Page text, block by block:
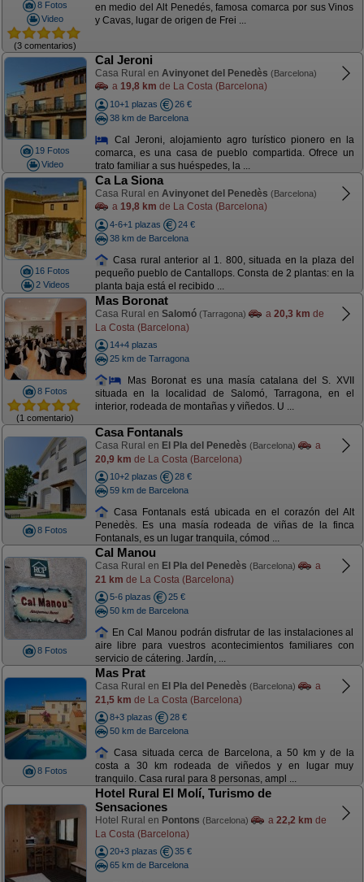
8 Fotos
Video
(3 comentarios)
en medio del Alt Penedés, famosa comarca por sus Vinos
y Cavas, lugar de origen de Frei ...
19 Fotos
Video
Cal Jeroni
Casa Rural en Avinyonet del Penedès (Barcelona)
a 19,8 km de La Costa (Barcelona)
10+1 plazas
26 €
38 km de Barcelona
Cal Jeroni, alojamiento agro turístico pionero en la
comarca, es una casa de pueblo compartida. Ofrece un
trato familiar a sus huéspedes, la ...
16 Fotos
2 Videos
Ca La Siona
Casa Rural en Avinyonet del Penedès (Barcelona)
a 19,8 km de La Costa (Barcelona)
4-6+1 plazas
24 €
38 km de Barcelona
Casa rural anterior al 1. 800, situada en la plaza del
pequeño pueblo de Cantallops. Consta de 2 plantas: en la
planta baja está el recibido ...
8 Fotos
(1 comentario)
Mas Boronat
Casa Rural en Salomó (Tarragona) a 20,3 km de
La Costa (Barcelona)
14+4 plazas
25 km de Tarragona
Mas Boronat es una masía catalana del S. XVII
situada en la localidad de Salomó, Tarragona, en el
interior, rodeada de montañas y viñedos. U ...
8 Fotos
Casa Fontanals
Casa Rural en El Pla del Penedès (Barcelona)
a
20,9 km de La Costa (Barcelona)
10+2 plazas
28 €
59 km de Barcelona
Casa Fontanals está ubicada en el corazón del Alt
Penedès. Es una masía rodeada de viñas de la finca
Fontanals, es un lugar tranquila, cómod ...
8 Fotos
Cal Manou
Casa Rural en El Pla del Penedès (Barcelona)
a
21 km de La Costa (Barcelona)
5-6 plazas
25 €
50 km de Barcelona
En Cal Manou podrán disfrutar de las instalaciones al
aire libre para vuestros acontecimientos familiares con
servicio de cátering. Jardín, ...
8 Fotos
Mas Prat
Casa Rural en El Pla del Penedès (Barcelona)
a
21,5 km de La Costa (Barcelona)
8+3 plazas
28 €
50 km de Barcelona
Casa situada cerca de Barcelona, a 50 km y de la
costa a 30 km rodeada de viñedos y en lugar muy
tranquilo. Casa rural para 8 personas, ampl ...
Hotel Rural El Molí, Turismo de
Sensaciones
Hotel Rural en Pontons (Barcelona) a 22,2 km de
La Costa (Barcelona)
20+3 plazas
35 €
65 km de Barcelona